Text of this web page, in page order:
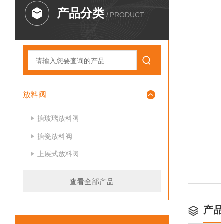
产品分类 / PRODUCT
放料阀
搪玻璃放料阀
搪瓷放料阀
上展式放料阀
查看全部产品
产